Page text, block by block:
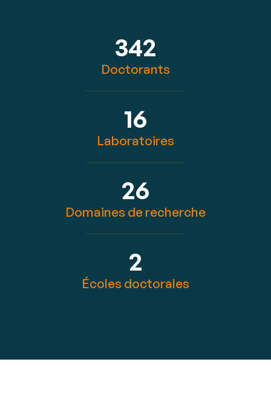
342
Doctorants
16
Laboratoires
26
Domaines de recherche
2
Écoles doctorales